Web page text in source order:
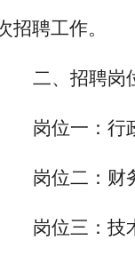
招聘工作。
二、招聘岗
岗位一：行
岗位二：财
岗位三：技